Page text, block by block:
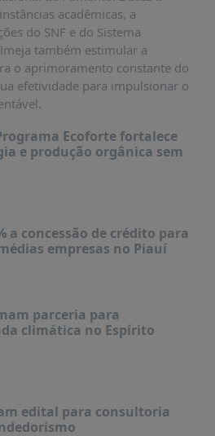
acadêmicas, a
do SNF e do Sistema
também estimular a
o aprimoramento constante do
efetividade para impulsionar o
Ecoforte fortalece
e produção orgânica sem
a concessão de crédito para
empresas no Piauí
parceria para
climática no Espírito
edital para consultoria